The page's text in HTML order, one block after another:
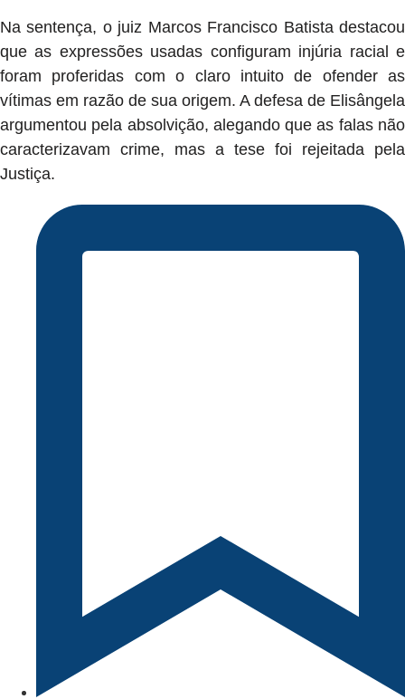
Na sentença, o juiz Marcos Francisco Batista destacou
que as expressões usadas configuram injúria racial e
foram proferidas com o claro intuito de ofender as
vítimas em razão de sua origem. A defesa de Elisângela
argumentou pela absolvição, alegando que as falas não
caracterizavam crime, mas a tese foi rejeitada pela
Justiça.